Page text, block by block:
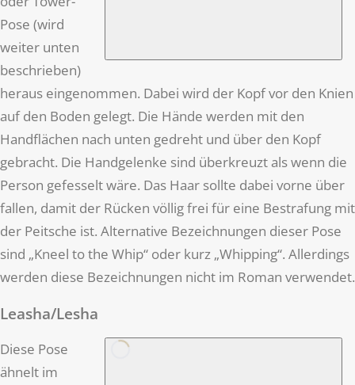
Pose (wird
weiter unten
beschrieben)
heraus eingenommen. Dabei wird der Kopf vor den Knien
auf den Boden gelegt. Die Hände werden mit den
Handflächen nach unten gedreht und über den Kopf
gebracht. Die Handgelenke sind überkreuzt als wenn die
Person gefesselt wäre. Das Haar sollte dabei vorne über
fallen, damit der Rücken völlig frei für eine Bestrafung mit
der Peitsche ist. Alternative Bezeichnungen dieser Pose
sind „Kneel to the Whip“ oder kurz „Whipping“. Allerdings
werden diese Bezeichnungen nicht im Roman verwendet.
Leasha/Lesha
Diese Pose
ähnelt im